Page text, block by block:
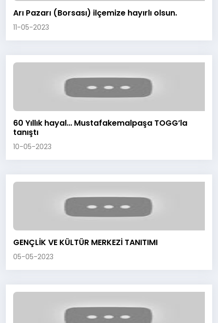
Arı Pazarı (Borsası) ilçemize hayırlı olsun.
11-05-2023
60 Yıllık hayal… Mustafakemalpaşa TOGG’la
tanıştı
10-05-2023
GENÇLİK VE KÜLTÜR MERKEZİ TANITIMI
05-05-2023